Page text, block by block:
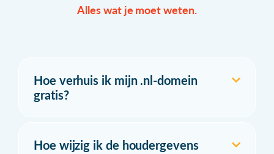
Alles wat je moet weten.
Hoe verhuis ik mijn .nl-domein
gratis?
Hoe wijzig ik de houdergevens